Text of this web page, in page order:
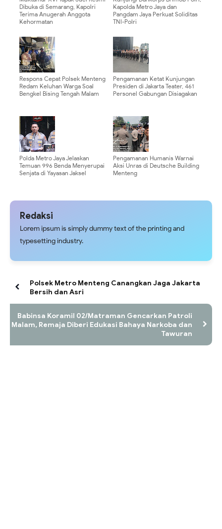
Dibuka di Semarang, Kapolri
Terima Anugerah Anggota
Kehormatan
Kapolda Metro Jaya dan
Pangdam Jaya Perkuat Soliditas
TNI-Polri
Respons Cepat Polsek Menteng
Redam Keluhan Warga Soal
Bengkel Bising Tengah Malam
Pengamanan Ketat Kunjungan
Presiden di Jakarta Teater, 461
Personel Gabungan Disiagakan
Polda Metro Jaya Jelaskan
Temuan 996 Benda Menyerupai
Senjata di Yayasan Jaksel
Pengamanan Humanis Warnai
Aksi Unras di Deutsche Building
Menteng
Redaksi
Lorem ipsum is simply dummy text of the printing and
typesetting industry.
Polsek Metro Menteng Canangkan Jaga Jakarta
Bersih dan Asri
Babinsa Koramil 02/Matraman Gencarkan Patroli
Malam, Remaja Diberi Edukasi Bahaya Narkoba dan
Tawuran